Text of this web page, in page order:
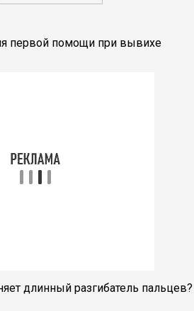
первой помощи при вывихе
длинный разгибатель пальцев?